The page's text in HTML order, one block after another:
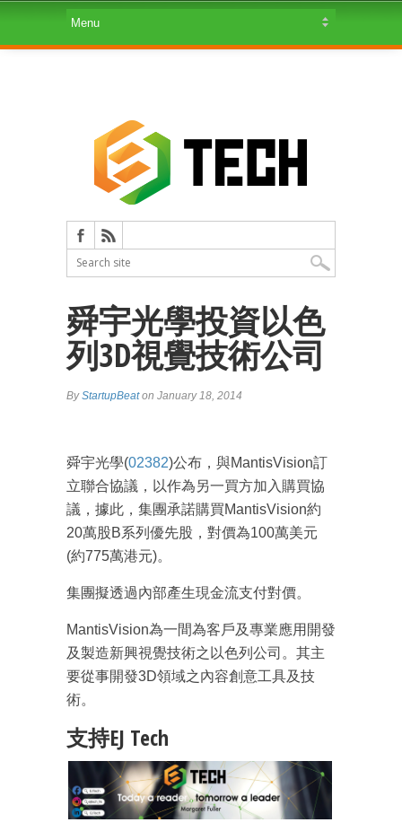
舜宇光學投資以色
列3D視覺技術公司
ByStartupBeaton January 18, 2014
舜宇光學(02382)公布，與MantisVision訂
立聯合協議，以作為另一買方加入購買協
議，據此，集團承諾購買MantisVision約
20萬股B系列優先股，對價為100萬美元
(約775萬港元)。
集團擬透過內部產生現金流支付對價。
MantisVision為一間為客戶及專業應用開發
及製造新興視覺技術之以色列公司。其主
要從事開發3D領域之內容創意工具及技
術。
支持EJ Tech